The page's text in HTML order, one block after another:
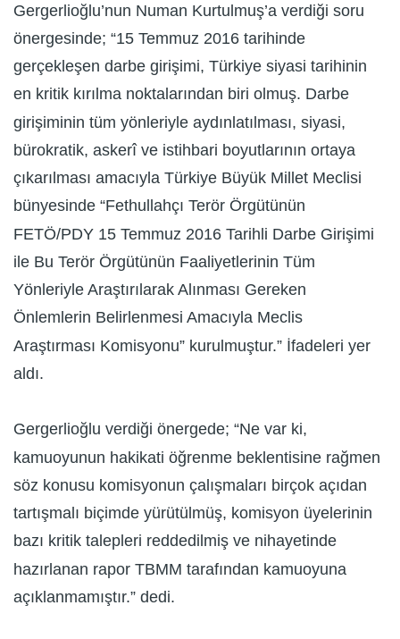
Gergerlioğlu’nun Numan Kurtulmuş’a verdiği soru
önergesinde; “15 Temmuz 2016 tarihinde
gerçekleşen darbe girişimi, Türkiye siyasi tarihinin
en kritik kırılma noktalarından biri olmuş. Darbe
girişiminin tüm yönleriyle aydınlatılması, siyasi,
bürokratik, askerî ve istihbari boyutlarının ortaya
çıkarılması amacıyla Türkiye Büyük Millet Meclisi
bünyesinde “Fethullahçı Terör Örgütünün
FETÖ/PDY 15 Temmuz 2016 Tarihli Darbe Girişimi
ile Bu Terör Örgütünün Faaliyetlerinin Tüm
Yönleriyle Araştırılarak Alınması Gereken
Önlemlerin Belirlenmesi Amacıyla Meclis
Araştırması Komisyonu” kurulmuştur.” İfadeleri yer
aldı.
Gergerlioğlu verdiği önergede; “Ne var ki,
kamuoyunun hakikati öğrenme beklentisine rağmen
söz konusu komisyonun çalışmaları birçok açıdan
tartışmalı biçimde yürütülmüş, komisyon üyelerinin
bazı kritik talepleri reddedilmiş ve nihayetinde
hazırlanan rapor TBMM tarafından kamuoyuna
açıklanmamıştır.” dedi.